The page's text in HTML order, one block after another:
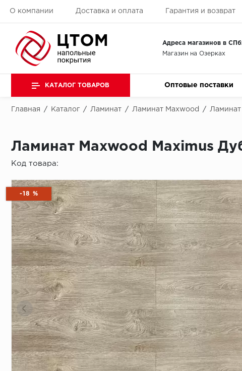
О компании Доставка и оплата Гарантия и возврат
Адреса магазинов в
Магазин на Озерках
КАТАЛОГ ТОВАРОВ Оптовые поставки
Главная / Каталог / Ламинат / Ламинат Maxwood / Ламинат
Ламинат Maxwood Maximus
Код товара:
-18 %